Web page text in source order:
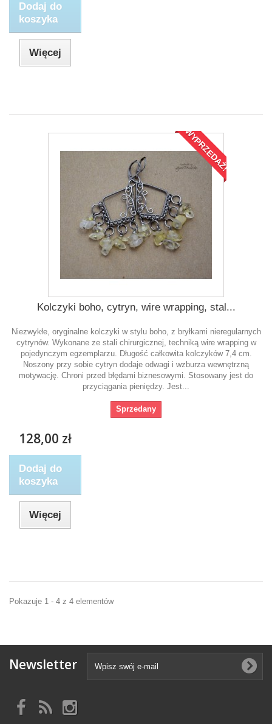
Dodaj do
koszyka
Więcej
WYPRZEDAŻ!
Kolczyki boho, cytryn, wire wrapping, stal...
Niezwykłe, oryginalne kolczyki w stylu boho, z bryłkami nieregularnych
cytrynów. Wykonane ze stali chirurgicznej, techniką wire wrapping w
pojedynczym egzemplarzu. Długość całkowita kolczyków 7,4 cm.
Noszony przy sobie cytryn dodaje odwagi i wzburza wewnętrzną
motywację. Chroni przed błędami biznesowymi. Stosowany jest do
przyciągania pieniędzy. Jest...
Sprzedany
128,00 zł
Dodaj do
koszyka
Więcej
Pokazuje 1 - 4 z 4 elementów
Newsletter